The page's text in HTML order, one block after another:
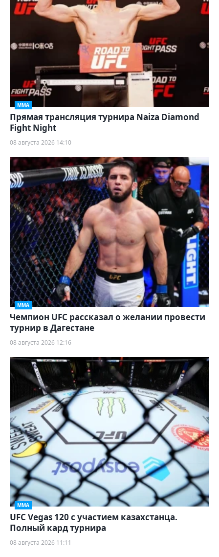
ММА
Прямая трансляция турнира Naiza Diamond
Fight Night
08 августа 2026 14:10
ММА
Чемпион UFC рассказал о желании провести
турнир в Дагестане
08 августа 2026 12:16
ММА
UFC Vegas 120 с участием казахстанца.
Полный кард турнира
08 августа 2026 11:11